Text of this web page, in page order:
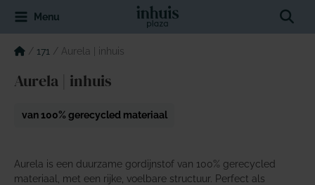
naar
inhoud
Menu
/ 171 / Aurela | inhuis
Aurela | inhuis
van 100% gerecycled materiaal
Aurela is een duurzame gordijnstof van 100% gerecycled
materiaal, met een rijke, voelbare structuur. Perfect als